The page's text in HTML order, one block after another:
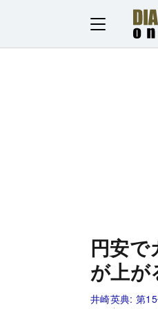
円安で
が上
井崎英典: 第